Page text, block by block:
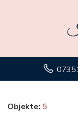
Objekte: 5